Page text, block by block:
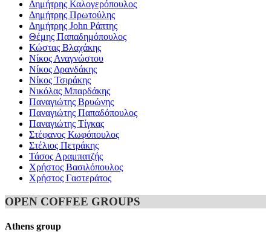
Δημήτρης Καλογερόπουλος
Δημήτρης Πρωτούλης
Δημήτρης John Ράπτης
Θέμης Παπαδημόπουλος
Κώστας Βλαχάκης
Νίκος Αναγνώστου
Νίκος Δρανδάκης
Νίκος Τσιράκης
Νικόλας Μπαρδάκης
Παναγιώτης Βρυώνης
Παναγιώτης Παπαδόπουλος
Παναγιώτης Τίγκας
Στέφανος Κωφόπουλος
Στέλιος Πετράκης
Τάσος Αραμπατζής
Χρήστος Βασιλόπουλος
Χρήστος Γαστεράτος
OPEN COFFEE GROUPS
Athens group